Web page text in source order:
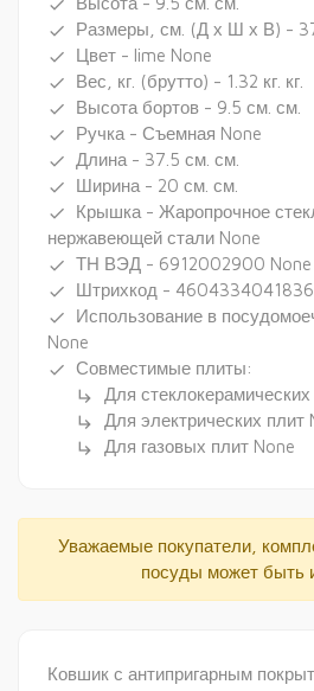
done
done Размеры, см. (Д х Ш х В) -
done Цвет - lime None
done Вес, кг. (брутто) - 1.32 кг. кг.
done Высота бортов - 9.5 см. см.
done Ручка - Съемная None
done Длина - 37.5 см. см.
done Ширина - 20 см. см.
done
Крышка - Жаропрочное
нержавеющей стали None
done ТН ВЭД - 6912002900 None
done Штрихкод - 4604334041836
done
Использование в
None
done Совместимые плиты:
subdirectory_arrow_right Для
subdirectory_arrow_right Для электрических плит
subdirectory_arrow_right Для газовых плит None
Уважаемые покупатели,
посуды может быть
Ковшик с антипригарным